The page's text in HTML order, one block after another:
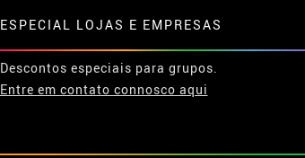
ESPECIAL LOJAS E EMPRESAS
Descontos especiais para grupos.
Entre em contato connosco aqui